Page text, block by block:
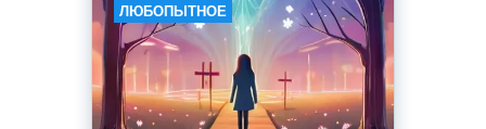
ЛЮБОПЫТНОЕ